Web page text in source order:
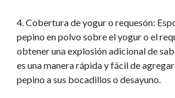
4. Cobertura de yogur o requesón:
pepino en polvo sobre el yogur o el
obtener una explosión adicional de
es una manera rápida y fácil de
pepino a sus bocadillos o desayuno.